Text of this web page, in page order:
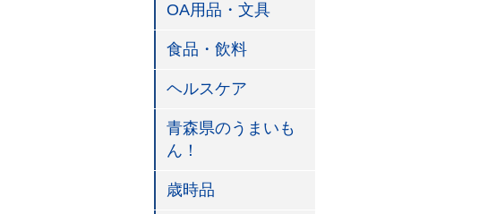
OA用品・文具
食品・飲料
ヘルスケア
青森県のうまいも
ん！
歳時品